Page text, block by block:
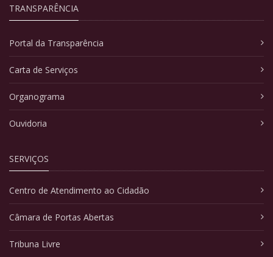
TRANSPARÊNCIA
Portal da Transparência
Carta de Serviços
Organograma
Ouvidoria
SERVIÇOS
Centro de Atendimento ao Cidadão
Câmara de Portas Abertas
Tribuna Livre